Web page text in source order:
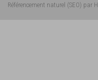
Référencement naturel (SEO) par